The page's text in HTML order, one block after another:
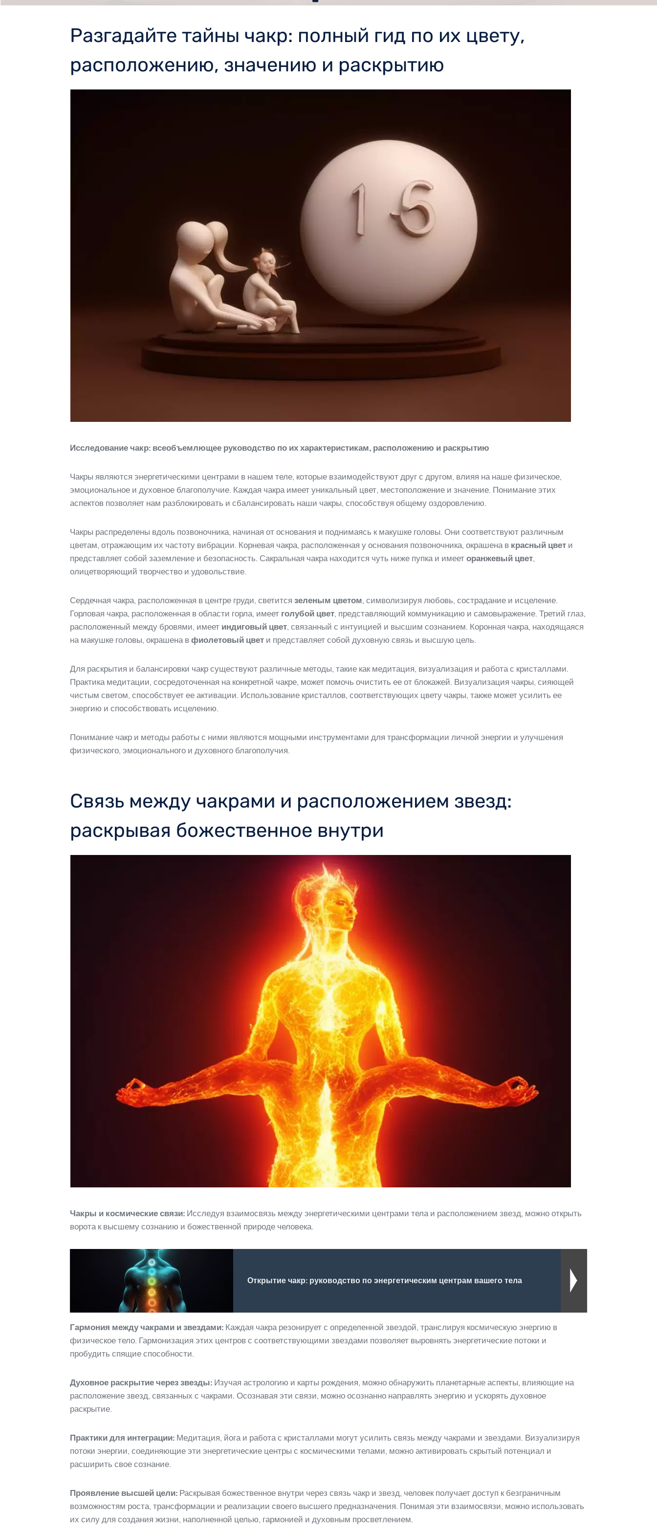
Разгадайте тайны чакр: полный гид по их цвету,
расположению, значению и раскрытию
Исследование чакр: всеобъемлющее руководство по их характеристикам, расположению и раскрытию
Чакры являются энергетическими центрами в нашем теле, которые взаимодействуют друг с другом, влияя на наше физическое,
эмоциональное и духовное благополучие. Каждая чакра имеет уникальный цвет, местоположение и значение. Понимание этих
аспектов позволяет нам разблокировать и сбалансировать наши чакры, способствуя общему оздоровлению.
Чакры распределены вдоль позвоночника, начиная от основания и поднимаясь к макушке головы. Они соответствуют различным
цветам, отражающим их частоту вибрации. Корневая чакра, расположенная у основания позвоночника, окрашена в красный цвет и
представляет собой заземление и безопасность. Сакральная чакра находится чуть ниже пупка и имеет оранжевый цвет,
олицетворяющий творчество и удовольствие.
Сердечная чакра, расположенная в центре груди, светится зеленым цветом, символизируя любовь, сострадание и исцеление.
Горловая чакра, расположенная в области горла, имеет голубой цвет, представляющий коммуникацию и самовыражение. Третий глаз,
расположенный между бровями, имеет индиговый цвет, связанный с интуицией и высшим сознанием. Коронная чакра, находящаяся
на макушке головы, окрашена в фиолетовый цвет и представляет собой духовную связь и высшую цель.
Для раскрытия и балансировки чакр существуют различные методы, такие как медитация, визуализация и работа с кристаллами.
Практика медитации, сосредоточенная на конкретной чакре, может помочь очистить ее от блокажей. Визуализация чакры, сияющей
чистым светом, способствует ее активации. Использование кристаллов, соответствующих цвету чакры, также может усилить ее
энергию и способствовать исцелению.
Понимание чакр и методы работы с ними являются мощными инструментами для трансформации личной энергии и улучшения
физического, эмоционального и духовного благополучия.
Связь между чакрами и расположением звезд:
раскрывая божественное внутри
Чакры и космические связи: Исследуя взаимосвязь между энергетическими центрами тела и расположением звезд, можно открыть
ворота к высшему сознанию и божественной природе человека.
Открытие чакр: руководство по энергетическим центрам вашего тела
Гармония между чакрами и звездами: Каждая чакра резонирует с определенной звездой, транслируя космическую энергию в
физическое тело. Гармонизация этих центров с соответствующими звездами позволяет выровнять энергетические потоки и
пробудить спящие способности.
Духовное раскрытие через звезды: Изучая астрологию и карты рождения, можно обнаружить планетарные аспекты, влияющие на
расположение звезд, связанных с чакрами. Осознавая эти связи, можно осознанно направлять энергию и ускорять духовное
раскрытие.
Практики для интеграции: Медитация, йога и работа с кристаллами могут усилить связь между чакрами и звездами. Визуализируя
потоки энергии, соединяющие эти энергетические центры с космическими телами, можно активировать скрытый потенциал и
расширить свое сознание.
Проявление высшей цели: Раскрывая божественное внутри через связь чакр и звезд, человек получает доступ к безграничным
возможностям роста, трансформации и реализации своего высшего предназначения. Понимая эти взаимосвязи, можно использовать
их силу для создания жизни, наполненной целью, гармонией и духовным просветлением.